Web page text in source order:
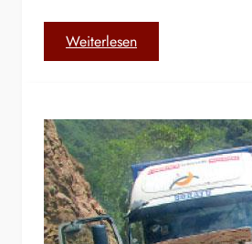
h
e
n
1
4
-
j
g
r
r
t
i
g
e
B
Weiterlesen:
M
i
k
o
|
C
h